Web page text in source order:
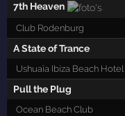
7th Heaven
Club Rodenburg
A State of Trance
Ushuaïa Ibiza Beach Hotel
Pull the Plug
Ocean Beach Club